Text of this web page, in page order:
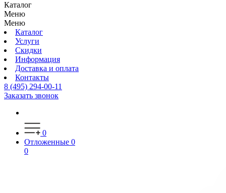
Каталог
Меню
Меню
Каталог
Услуги
Скидки
Информация
Доставка и оплата
Контакты
8 (495) 294-00-11
Заказать звонок
0
Отложенные 0
0